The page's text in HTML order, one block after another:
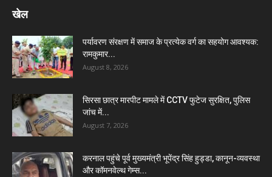
खेल
पर्यावरण संरक्षण में समाज के प्रत्येक वर्ग का सहयोग आवश्यक:
रामकुमार...
August 8, 2026
सिरसा छात्र मारपीट मामले में CCTV फुटेज सुरक्षित, पुलिस
जांच में...
August 7, 2026
करनाल पहुंचे पूर्व मुख्यमंत्री भूपेंद्र सिंह हुड्डा, कानून-व्यवस्था
और कॉमनवेल्थ गेम्स...